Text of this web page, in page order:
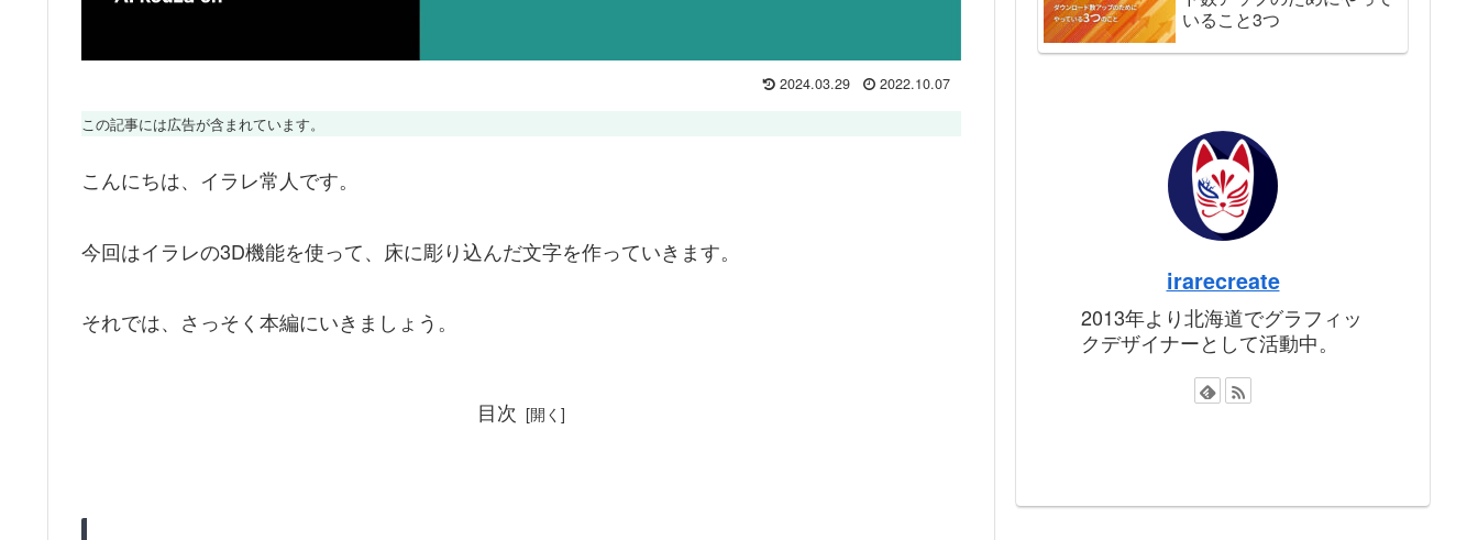
2024.03.29 2022.10.07
この記事には広告が含まれています。
こんにちは、イラレ常人です。
今回はイラレの3D機能を使って、床に彫り込んだ文字を作っていきます。
それでは、さっそく本編にいきましょう。
目次
いること3つ
irarecreate
2013年より北海道でグラフィッ
クデザイナーとして活動中。